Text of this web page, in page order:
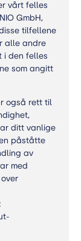
vårt felles
GmbH,
tilfellene
alle andre
i den felles
som angitt
også rett til
ditt vanlige
påståtte
av
med